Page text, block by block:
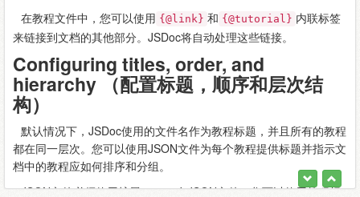
在教程文件中，您可以使用 {@link} 和 {@tutorial} 内联标签
来链接到文档的其他部分。JSDoc将自动处理这些链接。
Configuring titles, order, and
hierarchy （配置标题，顺序和层次结
构）
默认情况下，JSDoc使用的文件名作为教程标题，并且所有的教程
都在同一层次。您可以使用JSON文件为每个教程提供标题并指示文
档中的教程应如何排序和分组。
JSON文件必须使用扩展.json。在JSON文件，您可以使用教程标